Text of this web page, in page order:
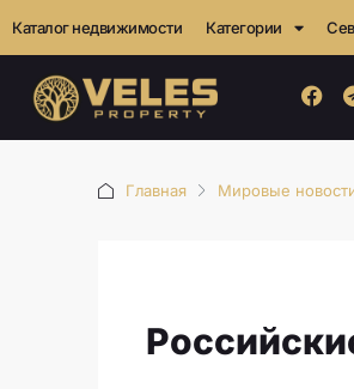
Каталог недвижимости Категории
Главная Мировые